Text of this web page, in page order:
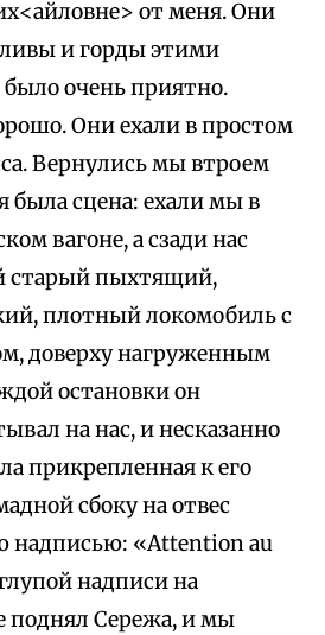
от меня. Они
и горды этими
очень приятно.
Они ехали в простом
Вернулись мы втроем
была сцена: ехали мы в
вагоне, а сзади нас
старый пыхтящий,
плотный локомобиль с
доверху нагруженным
остановки он
на нас, и несказанно
прикрепленная к его
сбоку на отвес
надписью: «Attention au
надписи на
поднял Сережа, и мы